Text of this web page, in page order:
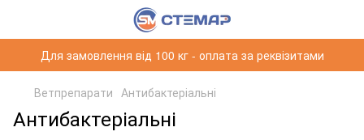
Для замовлення від 100 кг - оплата за реквізитами
Ветпрепарати Антибактеріальні
Антибактеріальні